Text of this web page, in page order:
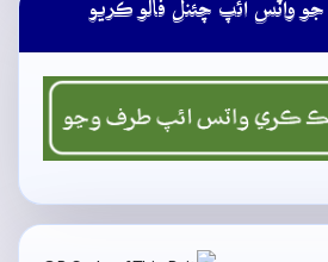
جو واٽس ائپ چئنل فالو ڪريو